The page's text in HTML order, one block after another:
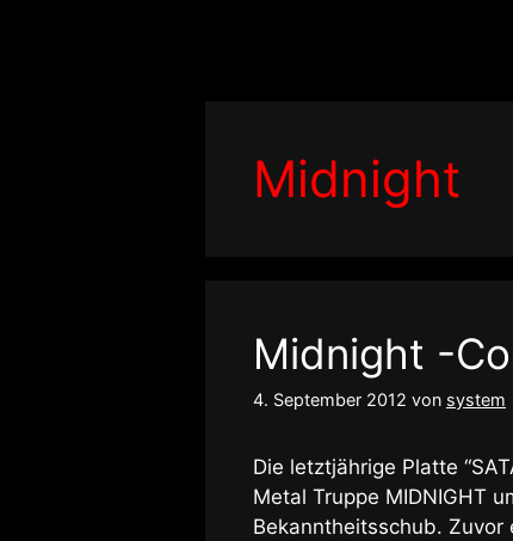
Midnight
Midnight -
4. September 2012 von system
Die letztjährige Platte
Metal Truppe MIDNIGHT
Bekanntheitsschub.